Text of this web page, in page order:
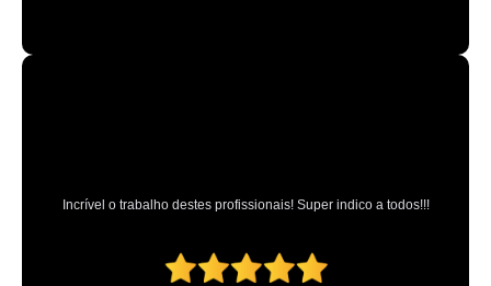
Incrível o trabalho destes profissionais! Super indico a todos!!!